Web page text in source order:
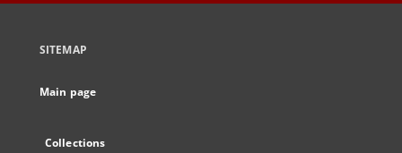
SITEMAP
Main page
Collections